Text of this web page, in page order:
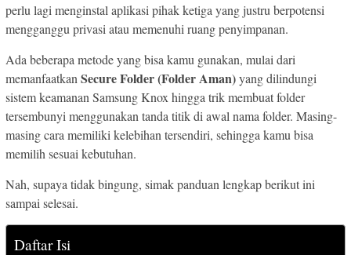
perlu lagi menginstal aplikasi pihak ketiga yang justru berpotensi
mengganggu privasi atau memenuhi ruang penyimpanan.
Ada beberapa metode yang bisa kamu gunakan, mulai dari
memanfaatkan Secure Folder (Folder Aman)yang dilindungi
sistem keamanan Samsung Knox hingga trik membuat folder
tersembunyi menggunakan tanda titik di awal nama folder. Masing-
masing cara memiliki kelebihan tersendiri, sehingga kamu bisa
memilih sesuai kebutuhan.
Nah, supaya tidak bingung, simak panduan lengkap berikut ini
sampai selesai.
Daftar Isi